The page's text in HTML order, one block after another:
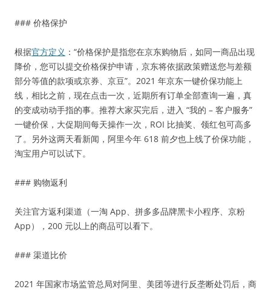
### 价格保护
根据官方定义 ：“价格保护是指您在京东购物后，如同一商品出现
降价，您可以提交价格保护申请，京东将依据政策赠送您与差额
部分等值的款项或京券、京豆”。2021 年京东一键价保功能上
线，相比之前，现在点击一次，近期所有订单全部查询一遍，真
的变成动动手指的事。推荐大家买完后，进入 “我的 – 客户服务”
一键价保，大促期间每天操作一次，ROI 比抽奖、领红包可高多
了。另外这两天看新闻，阿里今年 618 前夕也上线了价保功能，
淘宝用户可以试下。
### 购物返利
关注官方返利渠道（一淘 App、拼多多品牌黑卡小程序、京粉
App），200 元以上的商品可以看下。
### 渠道比价
2021 年国家市场监管总局对阿里、美团等进行反垄断处罚后，商